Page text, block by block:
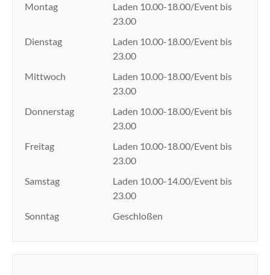
Montag
Laden 10.00-18.00/Event bis
23.00
Dienstag
Laden 10.00-18.00/Event bis
23.00
Mittwoch
Laden 10.00-18.00/Event bis
23.00
Donnerstag
Laden 10.00-18.00/Event bis
23.00
Freitag
Laden 10.00-18.00/Event bis
23.00
Samstag
Laden 10.00-14.00/Event bis
23.00
Sonntag
Geschloßen